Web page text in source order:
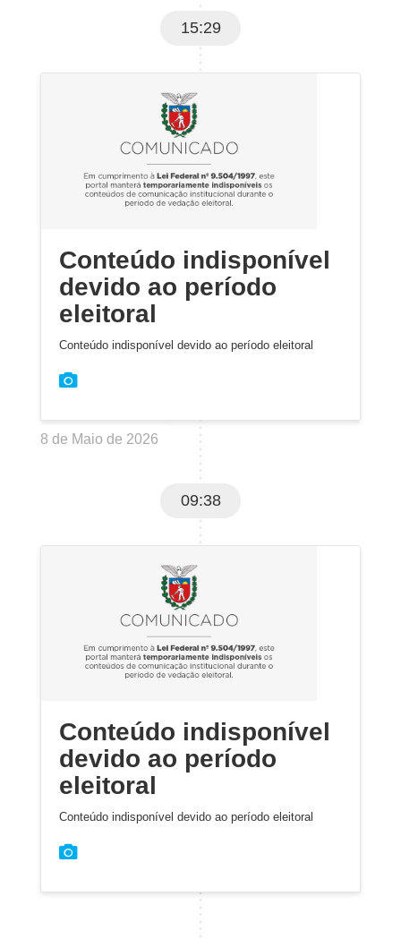
15:29
Conteúdo indisponível
devido ao período
eleitoral
Conteúdo indisponível devido ao período eleitoral
8 de Maio de 2026
09:38
Conteúdo indisponível
devido ao período
eleitoral
Conteúdo indisponível devido ao período eleitoral